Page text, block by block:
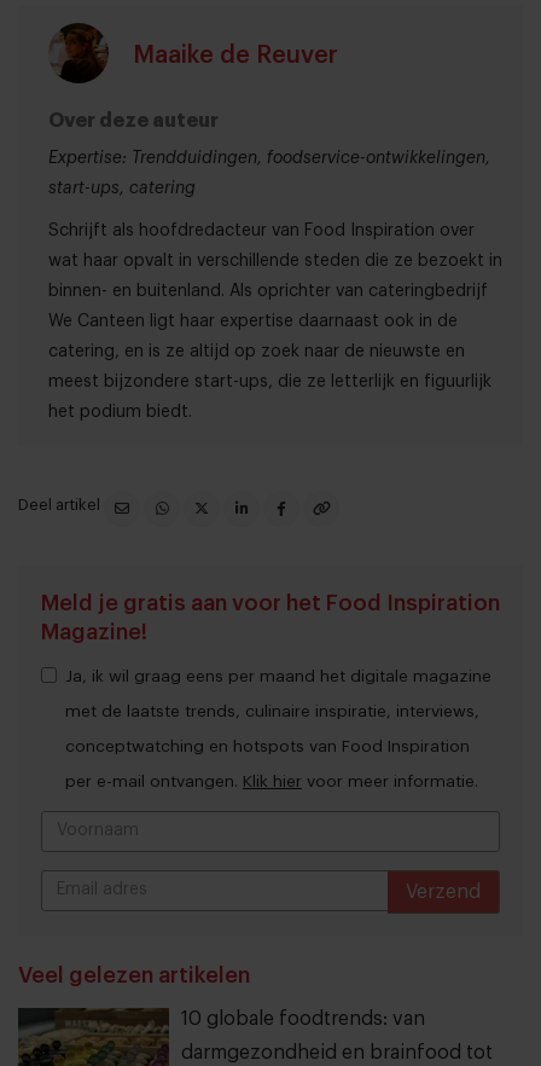
Maaike de Reuver
Over deze auteur
Expertise: Trendduidingen, foodservice-ontwikkelingen,
start-ups, catering
Schrijft als hoofdredacteur van Food Inspiration over
wat haar opvalt in verschillende steden die ze bezoekt in
binnen- en buitenland. Als oprichter van cateringbedrijf
We Canteen ligt haar expertise daarnaast ook in de
catering, en is ze altijd op zoek naar de nieuwste en
meest bijzondere start-ups, die ze letterlijk en figuurlijk
het podium biedt.
Deel artikel
Meld je gratis aan voor het Food Inspiration
Magazine!
Ja, ik wil graag eens per maand het digitale magazine
met de laatste trends, culinaire inspiratie, interviews,
conceptwatching en hotspots van Food Inspiration
per e-mail ontvangen. Klik hier voor meer informatie.
Verzend
Veel gelezen artikelen
10 globale foodtrends: van
darmgezondheid en brainfood tot